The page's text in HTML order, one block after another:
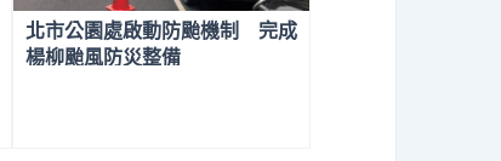
北市公園處啟動防颱機制 完成
楊柳颱風防災整備